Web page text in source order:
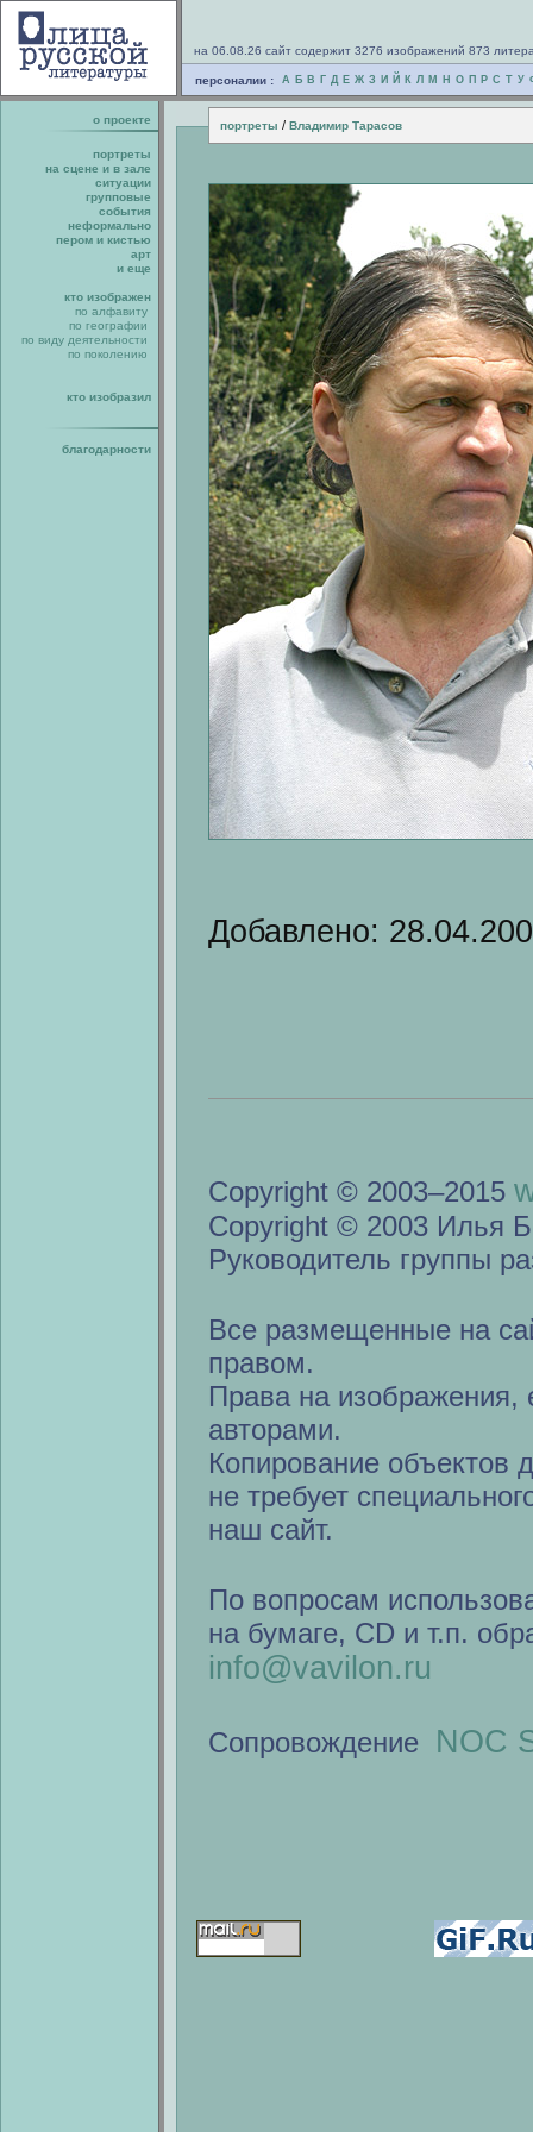
на 06.08.26 сайт содержит 3276 изображений 873
персоналии : А Б В Г Д Е Ж З И Й К Л М Н О П Р С Т У
о проекте портреты / Владимир Тарасов
портреты
на сцене и в зале
ситуации
групповые
события
неформально
пером и кистью
арт
и еще
кто изображен
по алфавиту
по географии
по виду деятельности
по поколению
кто изобразил
благодарности
Добавлено:
Copyright © 2003–2015
Copyright © 2003 Илья
Руководитель группы
Все размещенные на
правом.
Права на изображения,
авторами.
Копирование объектов
не требует
наш сайт.
По вопросам
на бумаге, CD и т.п.
info@vavilon.ru
Сопровождение NOC